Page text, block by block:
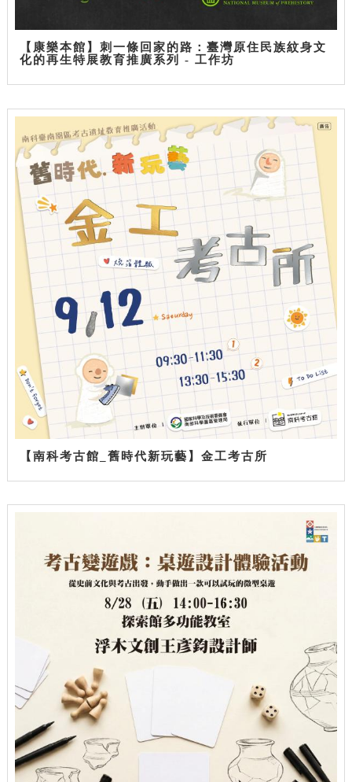
【康樂本館】刺一條回家的路：臺灣原住民族紋身文
化的再生特展教育推廣系列 - 工作坊
【南科考古館_舊時代新玩藝】金工考古所